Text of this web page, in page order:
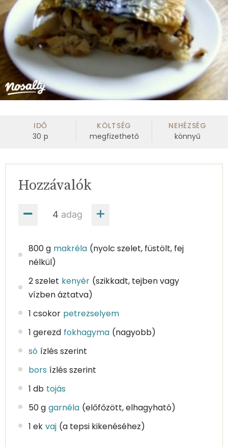
IDŐ
30 p
KÖLTSÉG
megfizethető
NEHÉZSÉG
könnyű
adag
Hozzávalók
800 g makréla (nyolc szelet, füstölt, fej
nélkül)
2 szelet kenyér (szikkadt, tejben vagy
vízben áztatva)
1 csokor petrezselyem
1 gerezd fokhagyma (nagyobb)
só ízlés szerint
bors ízlés szerint
1 db tojás
50 g garnéla (előfőzött, elhagyható)
1 ek vaj (a tepsi kikenéséhez)